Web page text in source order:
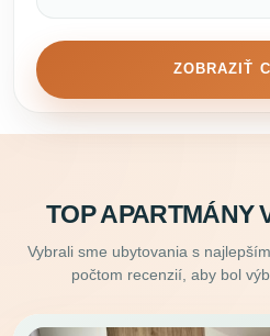
ZOBRAZIŤ
TOP APARTMÁNY
Vybrali sme ubytovania s
počtom recenzií, aby bol